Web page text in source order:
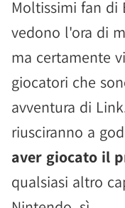
Moltissimi fan di
vedono l'ora di
ma certamente
giocatori che
avventura di
riusciranno a
aver giocato il
qualsiasi altro